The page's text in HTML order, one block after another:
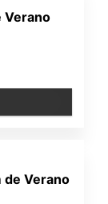
Verano
de Verano